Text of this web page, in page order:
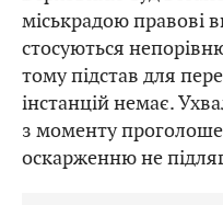
міськрадою правові
стосуються
тому підстав для
інстанцій немає.
з моменту
оскарженню не